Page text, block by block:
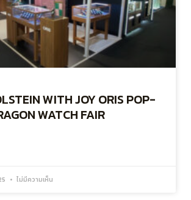
WITH JOY ORIS POP-
WATCH FAIR
ไม่มีความเห็น